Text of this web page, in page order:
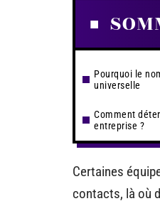
Pourquoi le
universelle
Comment
entreprise ?
Certaines
contacts, là où